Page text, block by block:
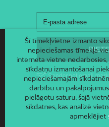
Šī tīmekļvietne izmanto
nepieciešamas tīmekļa
interneta vietne
sīkdatņu izmantošanai
nepieciešamajām
darbību un
pielāgotu saturu, šajā
sīkdatnes, kas analizē
apmeklējiet